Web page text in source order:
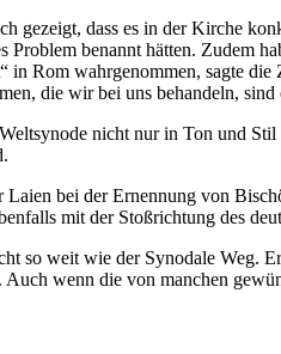
gezeigt, dass es in der Kirche
benannt hätten. Zudem
in Rom wahrgenommen, sagte
die wir bei uns behandeln,
nicht nur in Ton und
bei der Ernennung von
mit der Stoßrichtung des
so weit wie der Synodale Weg.
wenn die von manchen